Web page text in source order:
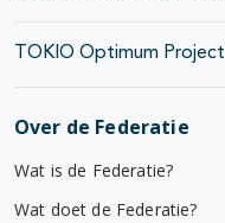
TOKIO Optimum Project
Over de Federatie
Wat is de Federatie?
Wat doet de Federatie?